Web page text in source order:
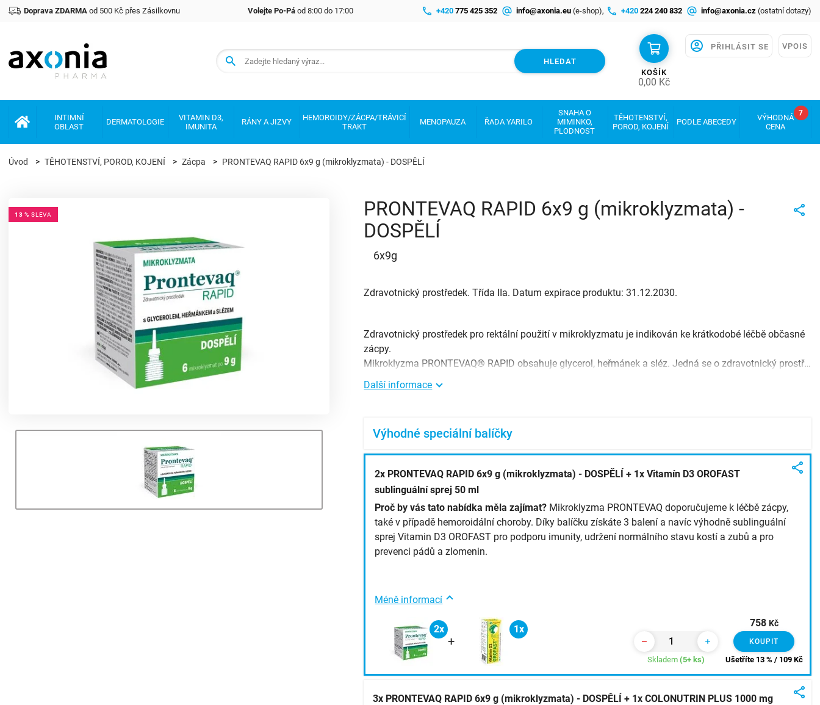
Doprava ZDARMA od 500 Kč přes Zásilkovnu Volejte Po-Pá od 8:00 do 17:00 +420 775 425 352 info@axonia.eu (e-shop), +420 224 240 832 info@axonia.cz (ostatní dotazy)
HLEDAT
KOŠÍK
0,00 Kč
PŘIHLÁSIT SE VPOIS
INTIMNÍ
OBLAST
DERMATOLOGIE
VITAMIN D3,
IMUNITA
RÁNY A JIZVY
HEMOROIDY/ZÁCPA/TRÁVICÍ
TRAKT
MENOPAUZA ŘADA YARILO
SNAHA O
MIMINKO,
PLODNOST
TĚHOTENSTVÍ,
POROD, KOJENÍ
PODLE ABECEDY
VÝHODNÁ
CENA
7
Úvod TĚHOTENSTVÍ, POROD, KOJENÍ Zácpa PRONTEVAQ RAPID 6x9 g (mikroklyzmata) - DOSPĚLÍ
PRONTEVAQ RAPID 6x9 g (mikroklyzmata) -
DOSPĚLÍ
6x9g
13 % SLEVA
Zdravotnický prostředek. Třída IIa. Datum expirace produktu: 31.12.2030.
Zdravotnický prostředek pro rektální použití v mikroklyzmatu je indikován ke krátkodobé léčbě občasné
zácpy.
Mikroklyzma PRONTEVAQ® RAPID obsahuje glycerol, heřmánek a sléz. Jedná se o zdravotnický prostředek se ...
Další informace
Výhodné speciální balíčky
2x PRONTEVAQ RAPID 6x9 g (mikroklyzmata) - DOSPĚLÍ + 1x Vitamín D3 OROFAST
sublinguální sprej 50 ml
Proč by vás tato nabídka měla zajímat? Mikroklyzma PRONTEVAQ doporučujeme k léčbě zácpy,
také v případě hemoroidální choroby. Díky balíčku získáte 3 balení a navíc výhodně sublinguální
sprej Vitamin D3 OROFAST pro podporu imunity, udržení normálního stavu kostí a zubů a pro
prevenci pádů a zlomenin.
Méně informací
2x
+
1x
758 Kč
KOUPIT
Skladem (5+ ks) Ušetříte 13 % / 109 Kč
3x PRONTEVAQ RAPID 6x9 g (mikroklyzmata) - DOSPĚLÍ + 1x COLONUTRIN PLUS 1000 mg